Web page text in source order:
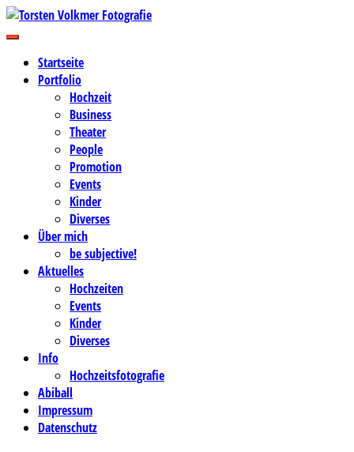
Zum
Inhalt
Torsten Volkmer Fotografie
Business-, Portrait- und Hochzeitsfotografie
Startseite
Portfolio
Hochzeit
Business
Theater
People
Promotion
Events
Kinder
Diverses
Über mich
be subjective!
Aktuelles
Hochzeiten
Events
Kinder
Diverses
Info
Hochzeitsfotografie
Abiball
Impressum
Datenschutz